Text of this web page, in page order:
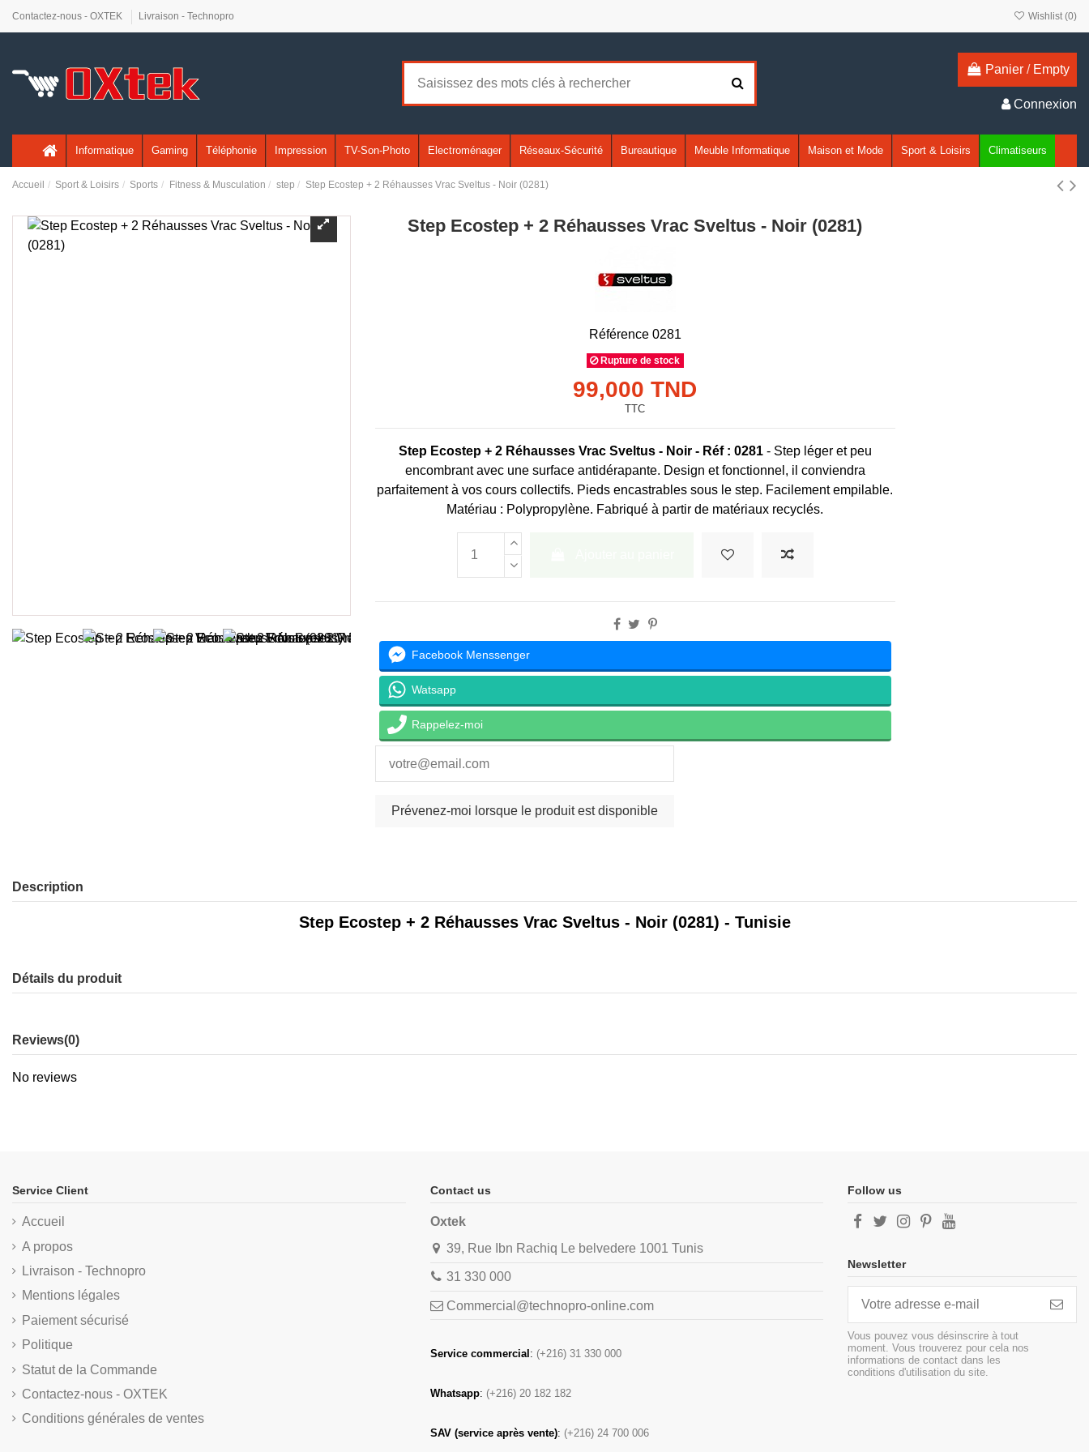
Contactez-nous - OXTEK Livraison - Technopro Wishlist (0)
Panier / Empty
Connexion
Informatique Gaming Téléphonie Impression TV-Son-Photo Electroménager Réseaux-Sécurité Bureautique Meuble Informatique Maison et Mode Sport & Loisirs Climatiseurs
Accueil Sport & Loisirs Sports Fitness & Musculation step Step Ecostep + 2 Réhausses Vrac Sveltus - Noir (0281)
Step Ecostep + 2 Réhausses Vrac Sveltus - Noir (0281)
Référence 0281
Rupture de stock
99,000 TND
TTC
Step Ecostep + 2 Réhausses Vrac Sveltus - Noir - Réf : 0281 - Step léger et peu
encombrant avec une surface antidérapante. Design et fonctionnel, il conviendra
parfaitement à vos cours collectifs. Pieds encastrables sous le step. Facilement empilable.
Matériau : Polypropylène. Fabriqué à partir de matériaux recyclés.
Facebook Menssenger
Watsapp
Rappelez-moi
Description
Step Ecostep + 2 Réhausses Vrac Sveltus - Noir (0281) - Tunisie
Détails du produit
Reviews(0)
No reviews
Service Client
Accueil
A propos
Livraison - Technopro
Mentions légales
Paiement sécurisé
Politique
Statut de la Commande
Contactez-nous - OXTEK
Conditions générales de ventes
Contact us
Oxtek
39, Rue Ibn Rachiq Le belvedere 1001 Tunis
31 330 000
Commercial@technopro-online.com
Service commercial : (+216) 31 330 000
Whatsapp: (+216) 20 182 182
SAV (service après vente): (+216) 24 700 006
Follow us
Newsletter
Vous pouvez vous désinscrire à tout
moment. Vous trouverez pour cela nos
informations de contact dans les
conditions d'utilisation du site.